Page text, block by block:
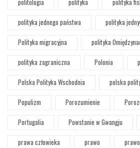
politologia
polityka
polityka
polityka jednego państwa
polityka
Polityka migracyjna
polityka
polityka zagraniczna
Polonia
Polska Polityka Wschodnia
polska
Populizm
Porozumienie
Portugalia
Powstanie w Gwangju
prawa człowieka
prawo